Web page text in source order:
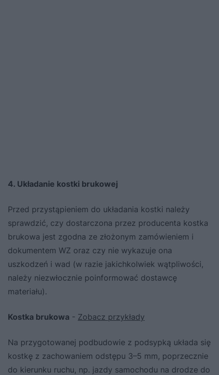
4. Układanie kostki brukowej
Przed przystąpieniem do układania kostki należy
sprawdzić, czy dostarczona przez producenta kostka
brukowa jest zgodna ze złożonym zamówieniem i
dokumentem WZ oraz czy nie wykazuje ona
uszkodzeń i wad (w razie jakichkolwiek wątpliwości,
należy niezwłocznie poinformować dostawcę
materiału).
Kostka brukowa - Zobacz przykłady
Na przygotowanej podbudowie z podsypką układa się
kostkę z zachowaniem odstępu 3–5 mm, poprzecznie
do kierunku ruchu, np. jazdy samochodu na drodze do